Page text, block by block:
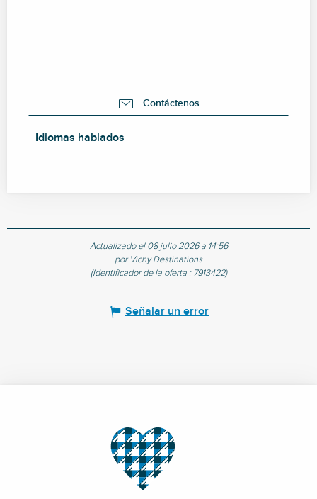
Contáctenos
Idiomas hablados
Idiomas hablados
Actualizado el 08 julio 2026 a 14:56
por Vichy Destinations
(Identificador de la oferta : 7913422)
Señalar un error